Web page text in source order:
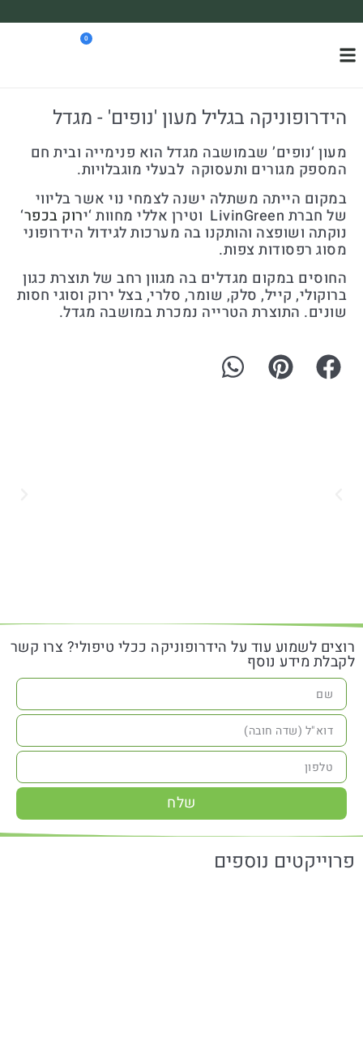
0
הידרופוניקה בגליל מעון 'נופים' - מגדל
מעון ‘נופים’ שבמושבה מגדל הוא פנימייה ובית חם
המספק מגורים ותעסוקה לבעלי מוגבלויות.
במקום הייתה משתלה ישנה לצמחי נוי אשר בליווי
של חברת LivinGreen וטירן אללי מחוות ‘י רוק בכפר‘
נוקתה ושופצה והותקנו בה מערכות לגידול הידרופוני
מסוג רפסודות צפות.
החוסים במקום מגדלים בה מגוון רחב של תוצרת כגון
ברוקולי, קייל, סלק, שומר, סלרי, בצל ירוק וסוגי חסות
שונים. התוצרת הטרייה נמכרת במושבה מגדל.
רוצים לשמוע עוד על הידרופוניקה ככלי טיפולי? צרו קשר
לקבלת מידע נוסף
שלח
פרוייקטים נוספים